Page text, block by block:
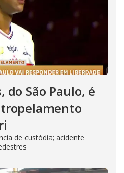
do São Paulo, é
de custódia; acidente